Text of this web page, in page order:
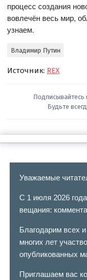
процесс создания
вовлечён весь мир,
узнаем.
Владимир Путин
Источник: REX
Подписывайтесь
Будьте
Уважаемые
С 1 июля 2026
вещания:
Благодарим всех
многих лет
опубликованных
Приглашаем вас